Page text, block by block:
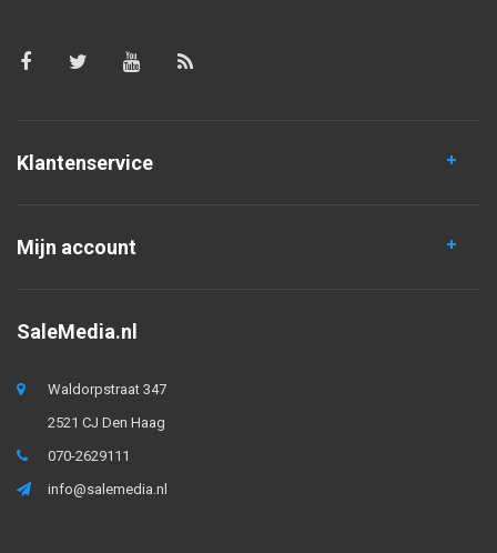
Klantenservice
Mijn account
SaleMedia.nl
Waldorpstraat 347
2521 CJ Den Haag
070-2629111
info@salemedia.nl